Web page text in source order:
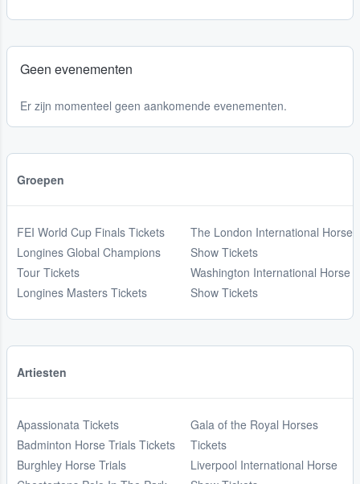
Geen evenementen
Er zijn momenteel geen aankomende evenementen.
Groepen
FEI World Cup Finals Tickets
Longines Global Champions
Tour Tickets
Longines Masters Tickets
The London International Horse
Show Tickets
Washington International Horse
Show Tickets
Artiesten
Apassionata Tickets
Badminton Horse Trials Tickets
Burghley Horse Trials
Gala of the Royal Horses
Tickets
Liverpool International Horse